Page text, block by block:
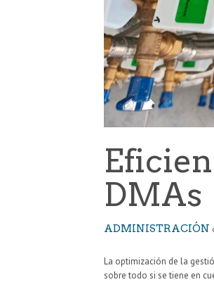
DMAs
ADMINISTRACIÓN
La optimización de la
sobre todo si se tiene en